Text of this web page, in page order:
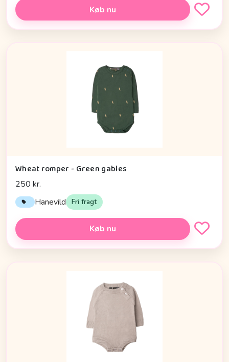
Køb nu
Wheat romper - Green gables
250 kr.
Hanevild Fri fragt
Køb nu